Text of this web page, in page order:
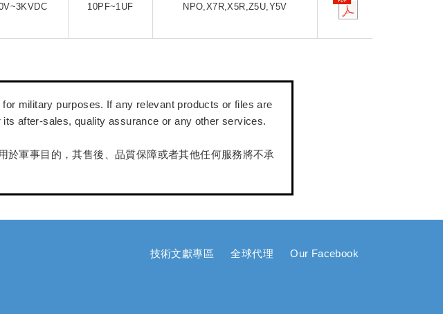
10PF~1UF NPO,X7R,X5R,Z5U,Y5V
military purposes. If any relevant products or files are
after-sales, quality assurance or any other services.
軍事目的，其售後、品質保障或者其他任何服務將不承
技術文獻專區 全球代理 Our Facebook